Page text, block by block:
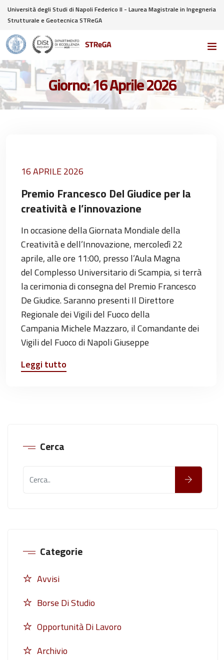
Università degli Studi di Napoli Federico II - Laurea Magistrale in Ingegneria
Strutturale e Geotecnica STReGA
Giorno:16 Aprile 2026
16 APRILE 2026
Premio Francesco Del Giudice per la
creatività e l’innovazione
In occasione della Giornata Mondiale della
Creatività e dell’Innovazione, mercoledì 22
aprile, alle ore 11:00, presso l’Aula Magna
del Complesso Universitario di Scampia, si terrà
la cerimonia di consegna del Premio Francesco
De Giudice. Saranno presenti Il Direttore
Regionale dei Vigili del Fuoco della
Campania Michele Mazzaro, il Comandante dei
Vigili del Fuoco di Napoli Giuseppe
Leggi tutto
Cerca
Categorie
Avvisi
Borse Di Studio
Opportunità Di Lavoro
Archivio